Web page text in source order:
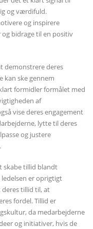
og værdifuld.
og inspirere
bidrage til en positiv
demonstrere deres
kan ske gennem
formidler formålet med
af
vise deres engagement
lytte til deres
og justere
skabe tillid blandt
er oprigtigt
deres tillid til, at
fordel. Tillid er
da medarbejderne
og initiativer, hvis de